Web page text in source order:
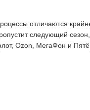
отличаются
следующий
Ozon, МегаФон и